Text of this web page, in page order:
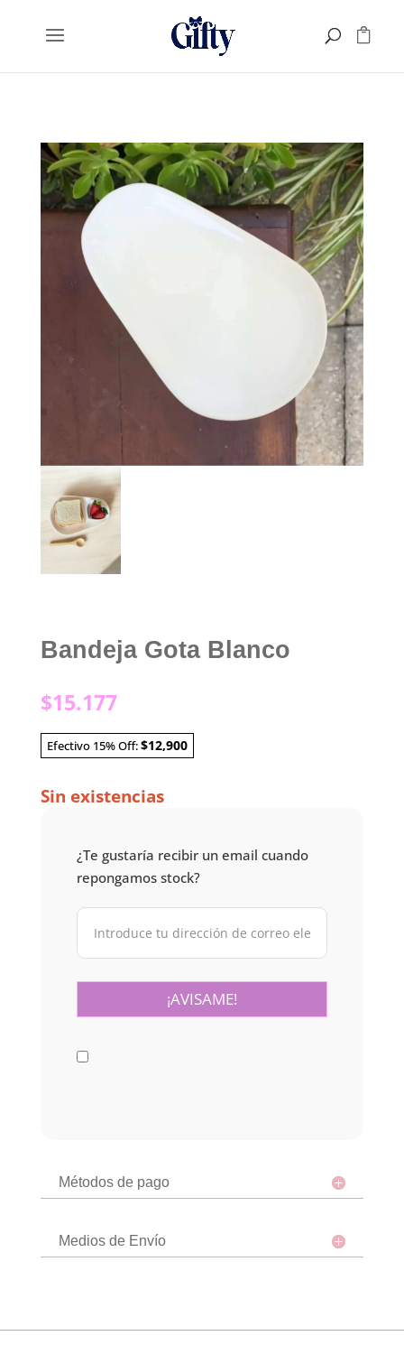
Bandeja Gota Blanco
$15.177
Efectivo 15% Off:$12,900
Sin existencias
¿Te gustaría recibir un email cuando
repongamos stock?
Métodos de pago
Medios de Envío